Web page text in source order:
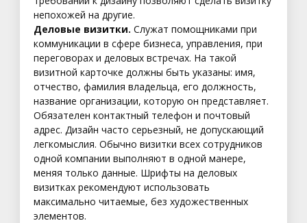
непохожей на другие.
Деловые визитки. Служат помощниками при
коммуникации в сфере бизнеса, управления, при
переговорах и деловых встречах. На такой
визитной карточке должны быть указаны: имя,
отчество, фамилия владельца, его должность,
название организации, которую он представляет.
Обязателен контактный телефон и почтовый
адрес. Дизайн часто серьезный, не допускающий
легкомыслия. Обычно визитки всех сотрудников
одной компании выполняют в одной манере,
меняя только данные. Шрифты на деловых
визитках рекомендуют использовать
максимально читаемые, без художественных
элементов.